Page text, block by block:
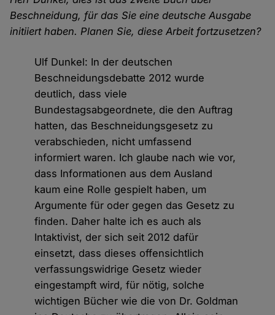
Beschneidung, für das Sie eine deutsche Ausgabe
initiiert haben. Planen Sie, diese Arbeit fortzusetzen?
Ulf Dunkel: In der deutschen
Beschneidungsdebatte 2012 wurde
deutlich, dass viele
Bundestagsabgeordnete, die den Auftrag
hatten, das Beschneidungsgesetz zu
verabschieden, nicht umfassend
informiert waren. Ich glaube nach wie vor,
dass Informationen aus dem Ausland
kaum eine Rolle gespielt haben, um
Argumente für oder gegen das Gesetz zu
finden. Daher halte ich es auch als
Intaktivist, der sich seit 2012 dafür
einsetzt, dass dieses offensichtlich
verfassungswidrige Gesetz wieder
eingestampft wird, für nötig, solche
wichtigen Bücher wie die von Dr. Goldman